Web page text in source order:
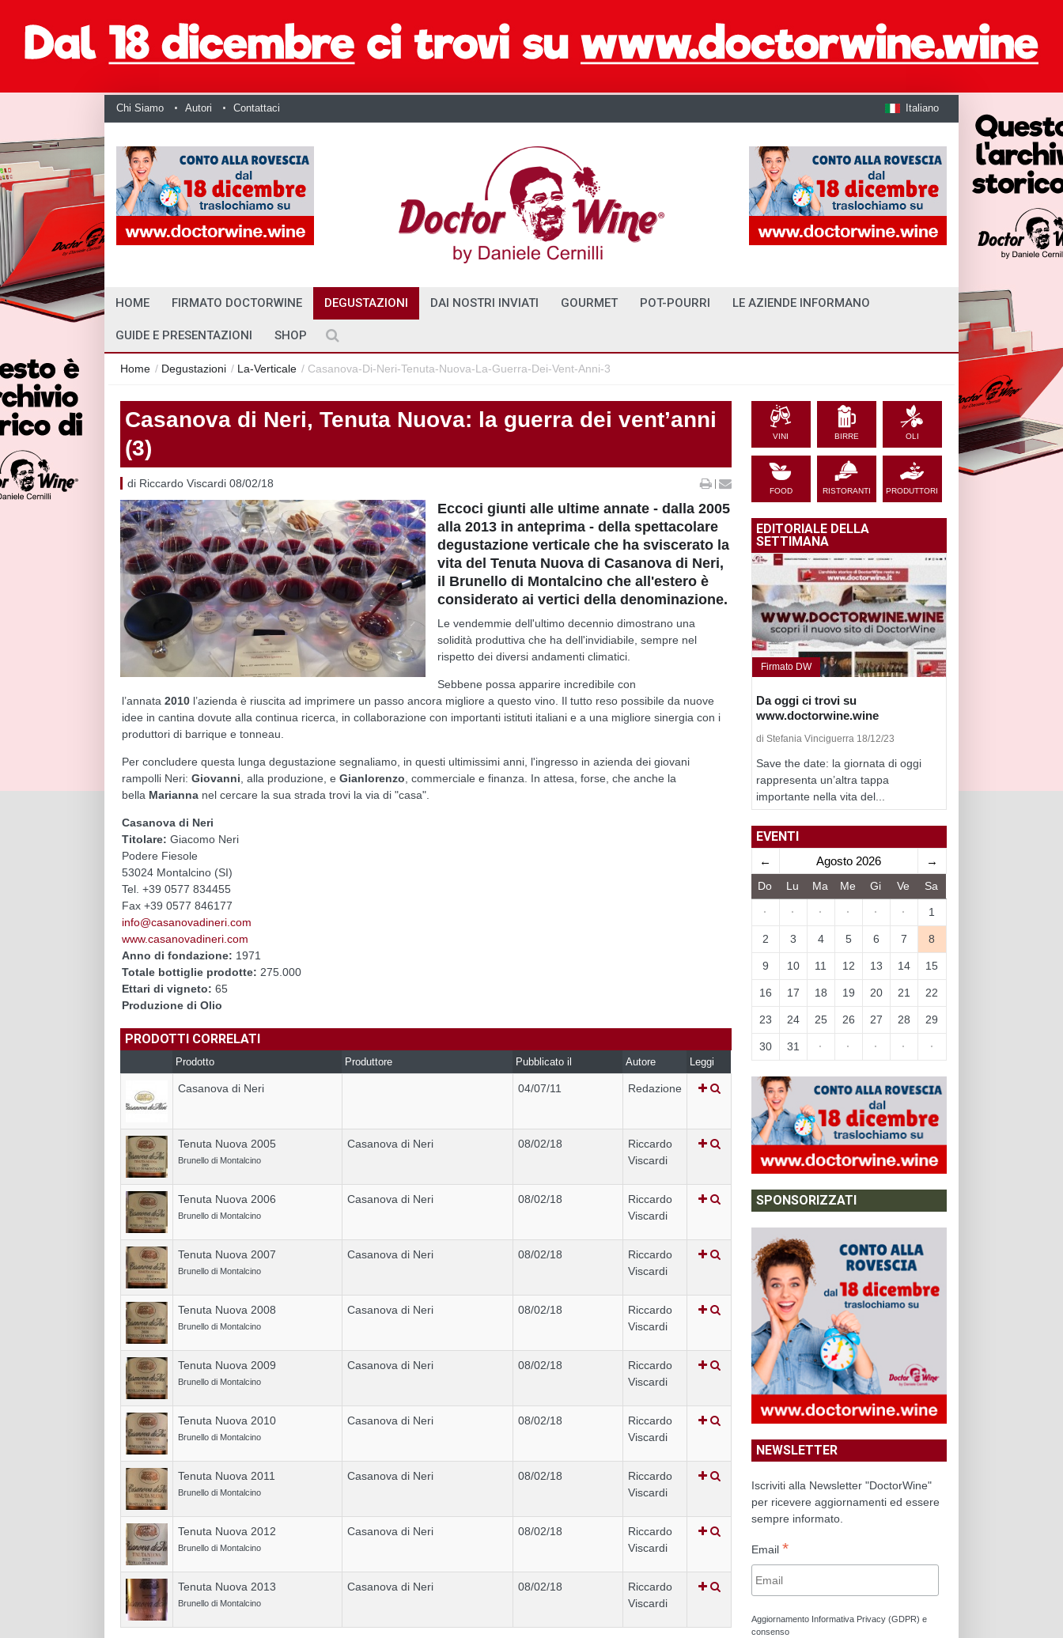
Chi Siamo Autori Contattaci Italiano
HOME FIRMATO DOCTORWINE DEGUSTAZIONI DAI NOSTRI INVIATI GOURMET POT-POURRI LE AZIENDE INFORMANO
GUIDE E PRESENTAZIONI SHOP
Home / Degustazioni / La-Verticale / Casanova-Di-Neri-Tenuta-Nuova-La-Guerra-Dei-Vent-Anni-3
Casanova di Neri, Tenuta Nuova: la guerra dei vent’anni
(3)
di Riccardo Viscardi 08/02/18 |
Eccoci giunti alle ultime annate - dalla 2005
alla 2013 in anteprima - della spettacolare
degustazione verticale che ha sviscerato la
vita del Tenuta Nuova di Casanova di Neri,
il Brunello di Montalcino che all'estero è
considerato ai vertici della denominazione.
Le vendemmie dell'ultimo decennio dimostrano una
solidità produttiva che ha dell'invidiabile, sempre nel
rispetto dei diversi andamenti climatici.
Sebbene possa apparire incredibile con
l’annata 2010 l’azienda è riuscita ad imprimere un passo ancora migliore a questo vino. Il tutto reso possibile da nuove
idee in cantina dovute alla continua ricerca, in collaborazione con importanti istituti italiani e a una migliore sinergia con i
produttori di barrique e tonneau.
Per concludere questa lunga degustazione segnaliamo, in questi ultimissimi anni, l'ingresso in azienda dei giovani
rampolli Neri: Giovanni , alla produzione, e Gianlorenzo , commerciale e finanza. In attesa, forse, che anche la
bella Marianna nel cercare la sua strada trovi la via di "casa".
Casanova di Neri
Titolare: Giacomo Neri
Podere Fiesole
53024 Montalcino (SI)
Tel. +39 0577 834455
Fax +39 0577 846177
info@casanovadineri.com
www.casanovadineri.com
Anno di fondazione: 1971
Totale bottiglie prodotte: 275.000
Ettari di vigneto: 65
Produzione di Olio
PRODOTTI CORRELATI
Prodotto Produttore Pubblicato il Autore Leggi
Casanova di Neri 04/07/11 Redazione
Tenuta Nuova 2005
Brunello di Montalcino
Casanova di Neri 08/02/18
Riccardo
Viscardi
Tenuta Nuova 2006
Brunello di Montalcino
Casanova di Neri 08/02/18
Riccardo
Viscardi
Tenuta Nuova 2007
Brunello di Montalcino
Casanova di Neri 08/02/18
Riccardo
Viscardi
Tenuta Nuova 2008
Brunello di Montalcino
Casanova di Neri 08/02/18
Riccardo
Viscardi
Tenuta Nuova 2009
Brunello di Montalcino
Casanova di Neri 08/02/18
Riccardo
Viscardi
Tenuta Nuova 2010
Brunello di Montalcino
Casanova di Neri 08/02/18
Riccardo
Viscardi
Tenuta Nuova 2011
Brunello di Montalcino
Casanova di Neri 08/02/18
Riccardo
Viscardi
Tenuta Nuova 2012
Brunello di Montalcino
Casanova di Neri 08/02/18
Riccardo
Viscardi
Tenuta Nuova 2013
Brunello di Montalcino
Casanova di Neri 08/02/18
Riccardo
Viscardi
VINI BIRRE OLI
FOOD RISTORANTI PRODUTTORI
EDITORIALE DELLA
SETTIMANA
Firmato DW
Da oggi ci trovi su
www.doctorwine.wine
di Stefania Vinciguerra 18/12/23
Save the date: la giornata di oggi
rappresenta un’altra tappa
importante nella vita del...
EVENTI
← Agosto 2026 →
Do Lu Ma Me Gi Ve Sa
· · · · · · 1
2 3 4 5 6 7 8
9 10 11 12 13 14 15
16 17 18 19 20 21 22
23 24 25 26 27 28 29
30 31 · · · · ·
SPONSORIZZATI
NEWSLETTER
Iscriviti alla Newsletter "DoctorWine"
per ricevere aggiornamenti ed essere
sempre informato.
Email *
Aggiornamento Informativa Privacy (GDPR) e
consenso